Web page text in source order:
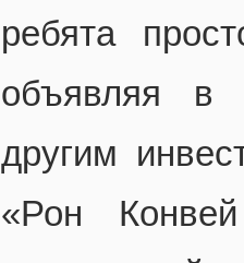
ребята
объявляя в
другим
«Рон